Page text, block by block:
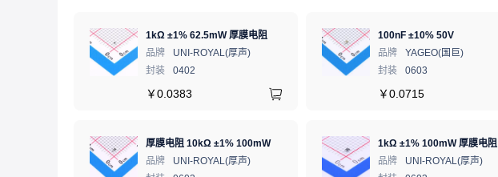
1kΩ ±1% 62.5mW 厚膜电阻
品牌
UNI-ROYAL(厚声)
封装
0402
￥0.0383
100nF ±10% 50V
品牌
YAGEO(国巨)
封装
0603
￥0.0715
厚膜电阻 10kΩ ±1% 100mW
品牌
UNI-ROYAL(厚声)
1kΩ ±1% 100mW 厚膜电阻
品牌
UNI-ROYAL(厚声)